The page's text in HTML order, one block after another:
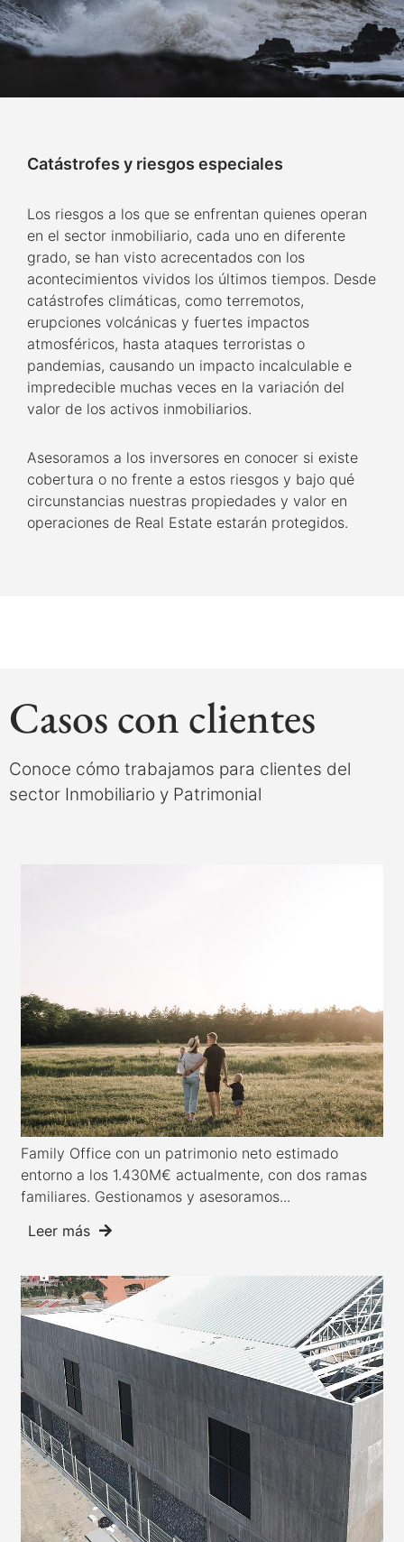
Catástrofes y riesgos especiales
Los riesgos a los que se enfrentan quienes operan
en el sector inmobiliario, cada uno en diferente
grado, se han visto acrecentados con los
acontecimientos vividos los últimos tiempos. Desde
catástrofes climáticas, como terremotos,
erupciones volcánicas y fuertes impactos
atmosféricos, hasta ataques terroristas o
pandemias, causando un impacto incalculable e
impredecible muchas veces en la variación del
valor de los activos inmobiliarios.
Asesoramos a los inversores en conocer si existe
cobertura o no frente a estos riesgos y bajo qué
circunstancias nuestras propiedades y valor en
operaciones de Real Estate estarán protegidos.
Casos con clientes
Conoce cómo trabajamos para clientes del
sector Inmobiliario y Patrimonial
Family Office con un patrimonio neto estimado
entorno a los 1.430M€ actualmente, con dos ramas
familiares. Gestionamos y asesoramos...
Leer más